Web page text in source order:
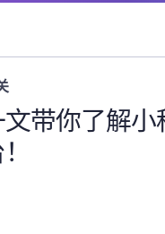
带你了解